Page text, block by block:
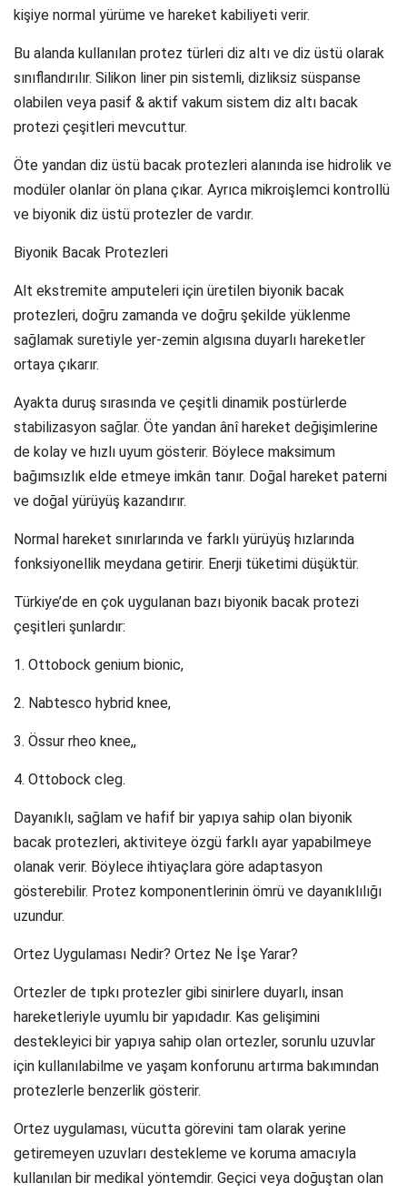
kişiye normal yürüme ve hareket kabiliyeti verir.
Bu alanda kullanılan protez türleri diz altı ve diz üstü olarak
sınıflandırılır. Silikon liner pin sistemli, dizliksiz süspanse
olabilen veya pasif & aktif vakum sistem diz altı bacak
protezi çeşitleri mevcuttur.
Öte yandan diz üstü bacak protezleri alanında ise hidrolik ve
modüler olanlar ön plana çıkar. Ayrıca mikroişlemci kontrollü
ve biyonik diz üstü protezler de vardır.
Biyonik Bacak Protezleri
Alt ekstremite amputeleri için üretilen biyonik bacak
protezleri, doğru zamanda ve doğru şekilde yüklenme
sağlamak suretiyle yer-zemin algısına duyarlı hareketler
ortaya çıkarır.
Ayakta duruş sırasında ve çeşitli dinamik postürlerde
stabilizasyon sağlar. Öte yandan ânî hareket değişimlerine
de kolay ve hızlı uyum gösterir. Böylece maksimum
bağımsızlık elde etmeye imkân tanır. Doğal hareket paterni
ve doğal yürüyüş kazandırır.
Normal hareket sınırlarında ve farklı yürüyüş hızlarında
fonksiyonellik meydana getirir. Enerji tüketimi düşüktür.
Türkiye’de en çok uygulanan bazı biyonik bacak protezi
çeşitleri şunlardır:
1. Ottobock genium bionic,
2. Nabtesco hybrid knee,
3. Össur rheo knee,,
4. Ottobock cleg.
Dayanıklı, sağlam ve hafif bir yapıya sahip olan biyonik
bacak protezleri, aktiviteye özgü farklı ayar yapabilmeye
olanak verir. Böylece ihtiyaçlara göre adaptasyon
gösterebilir. Protez komponentlerinin ömrü ve dayanıklılığı
uzundur.
Ortez Uygulaması Nedir? Ortez Ne İşe Yarar?
Ortezler de tıpkı protezler gibi sinirlere duyarlı, insan
hareketleriyle uyumlu bir yapıdadır. Kas gelişimini
destekleyici bir yapıya sahip olan ortezler, sorunlu uzuvlar
için kullanılabilme ve yaşam konforunu artırma bakımından
protezlerle benzerlik gösterir.
Ortez uygulaması, vücutta görevini tam olarak yerine
getiremeyen uzuvları destekleme ve koruma amacıyla
kullanılan bir medikal yöntemdir. Geçici veya doğuştan olan